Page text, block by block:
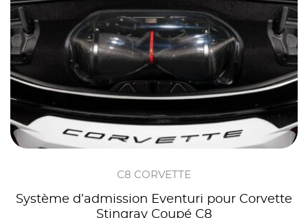
C8 CORVETTE
Système d’admission Eventuri pour Corvette
Stingray Coupé C8